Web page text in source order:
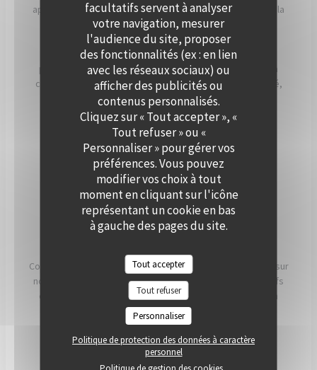
facultatifs servent à analyser
votre navigation, mesurer
l'audience du site, proposer
des fonctionnalités (ex : en lien
avec les réseaux sociaux) ou
afficher des publicités ou
contenus personnalisés.
Cliquez sur « Tout accepter », «
Tout refuser » ou «
Personnaliser » pour gérer vos
préférences. Vous pouvez
modifier vos choix à tout
moment en cliquant sur l'icône
représentant un cookie en bas
à gauche des pages du site.
Tout accepter
Tout refuser
Personnaliser
Politique de protection des données à caractère
personnel
apaisant, sublimé par les couchers de soleil qui illuminent la
terrasse en soirée.
Que ce soit pour un cocktail, un dîner ou une réception
professionnelle, notre équipe vous accompagne dans la
création d’un événement personnalisé, alliant convivialité,
élégance et saveurs de saison. Offrez à vos invités un
moment hors du temps, à deux pas de Paris.
PRIVATISER
NOS ENGAGEMENTS
Conscients que ce que nous mangeons a un impact direct sur
notre santé, notre planète et nos communautés, nos chefs
et nos équipes travaillent chaque jour pour essayer d'en
avoir le plus possible. impact positif possible.
LIRE